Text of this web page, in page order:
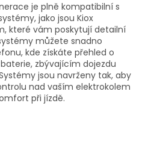
je plně kompatibilní s
jako jsou Kiox
které vám poskytují detailní
můžete snadno
kde získáte přehled o
zbývajícím dojezdu
jsou navrženy tak, aby
nad vaším elektrokolem
při jízdě.